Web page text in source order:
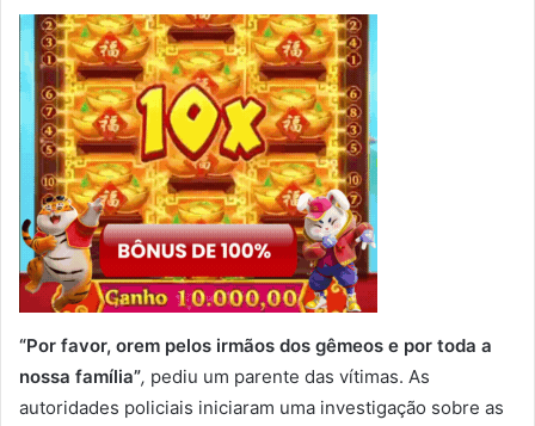
“Por favor, orem pelos irmãos dos gêmeos e por toda a
nossa família”, pediu um parente das vítimas. As
autoridades policiais iniciaram uma investigação sobre as